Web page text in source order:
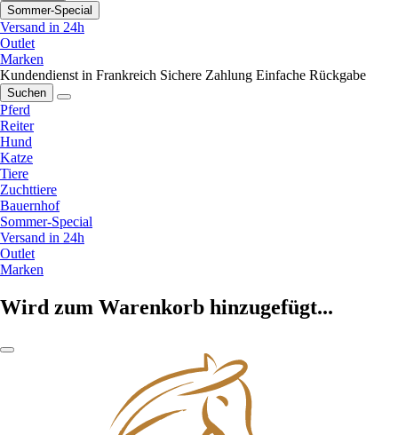
Sommer-Special
Versand in 24h
Outlet
Marken
Kundendienst in Frankreich Sichere Zahlung Einfache Rückgabe
Suchen
Pferd
Reiter
Hund
Katze
Tiere
Zuchttiere
Bauernhof
Sommer-Special
Versand in 24h
Outlet
Marken
Wird zum Warenkorb hinzugefügt...